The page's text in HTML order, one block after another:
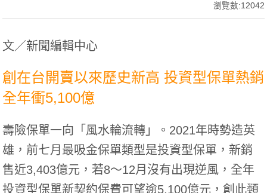
瀏覽數:12042
文／新聞編輯中心
創在台開賣以來歷史新高 投資型保單熱銷
全年衝5,100億
壽險保單一向「風水輪流轉」。2021年時勢造英
雄，前七月最吸金保單類型是投資型保單，新銷
售近3,403億元，若8～12月沒有出現逆風，全年
投資型保單新契約保費可望逾5,100億元，創此類